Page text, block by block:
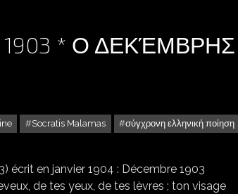
1903 * Ο ΔΕΚΈΜΒΡΗΣ
Socratis Malamas
σύγχρονη ελληνική ποίηση
écrit en janvier 1904 : Décembre 1903
de tes yeux, de tes lèvres ; ton visage